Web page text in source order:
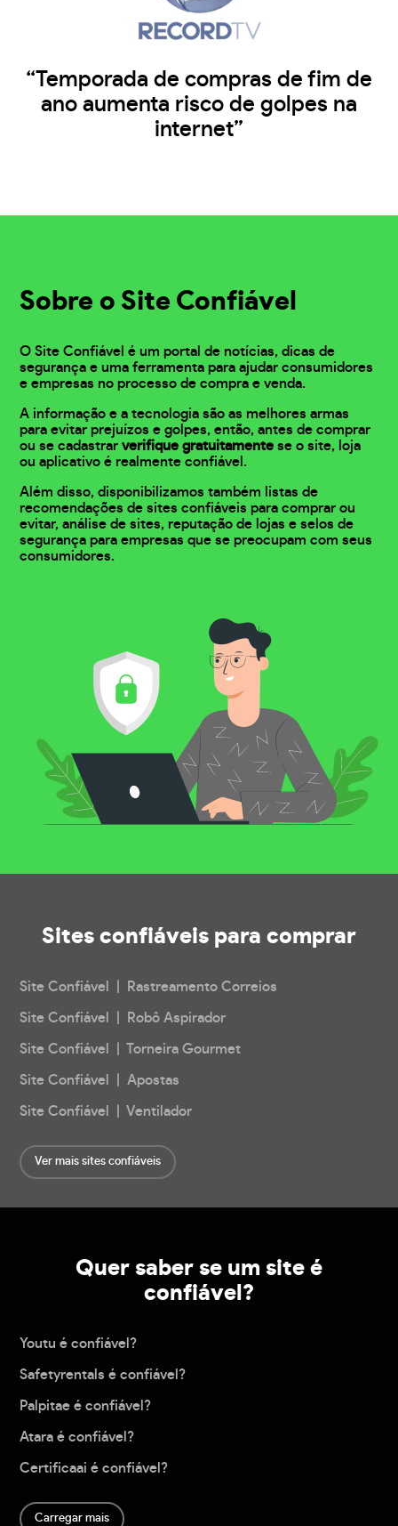
“Temporada de compras de fim de
ano aumenta risco de golpes na
internet”
Sobre o Site Confiável
O Site Confiável é um portal de notícias, dicas de
segurança e uma ferramenta para ajudar consumidores
e empresas no processo de compra e venda.
A informação e a tecnologia são as melhores armas
para evitar prejuízos e golpes, então, antes de comprar
ou se cadastrarverifique gratuitamente se o site, loja
ou aplicativo é realmente confiável.
Além disso, disponibilizamos também listas de
recomendações de sites confiáveis para comprar ou
evitar, análise de sites, reputação de lojas e selos de
segurança para empresas que se preocupam com seus
consumidores.
Sites confiáveis para comprar
Site Confiável | Rastreamento Correios
Site Confiável | Robô Aspirador
Site Confiável | Torneira Gourmet
Site Confiável | Apostas
Site Confiável | Ventilador
Ver mais sites confiáveis
Quer saber se um site é
confiável?
Youtu é confiável?
Safetyrentals é confiável?
Palpitae é confiável?
Atara é confiável?
Certificaai é confiável?
Carregar mais